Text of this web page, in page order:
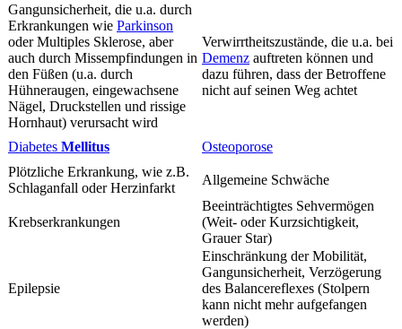
Gangunsicherheit, die u.a. durch
Erkrankungen wie Parkinson
oder Multiples Sklerose, aber
auch durch Missempfindungen in
den Füßen (u.a. durch
Hühneraugen, eingewachsene
Nägel, Druckstellen und rissige
Hornhaut) verursacht wird
Verwirrtheitszustände, die u.a. bei
Demenz auftreten können und
dazu führen, dass der Betroffene
nicht auf seinen Weg achtet
Diabetes Mellitus
Osteoporose
Plötzliche Erkrankung, wie z.B.
Schlaganfall oder Herzinfarkt
Allgemeine Schwäche
Krebserkrankungen
Beeinträchtigtes Sehvermögen
(Weit- oder Kurzsichtigkeit,
Grauer Star)
Epilepsie
Einschränkung der Mobilität,
Gangunsicherheit, Verzögerung
des Balancereflexes (Stolpern
kann nicht mehr aufgefangen
werden)